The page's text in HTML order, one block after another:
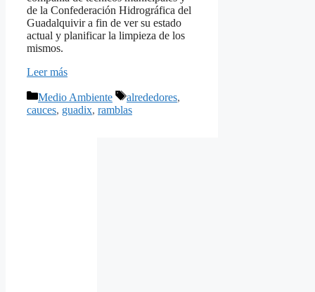
de la Confederación Hidrográfica del
Guadalquivir a fin de ver su estado
actual y planificar la limpieza de los
mismos.
Leer más
Categorías
Medio Ambiente Etiquetas
alrededores,
cauces, guadix, ramblas